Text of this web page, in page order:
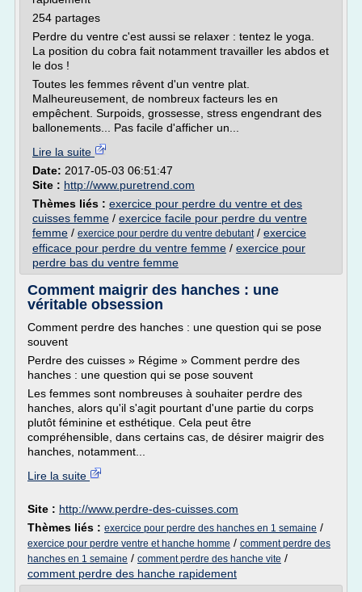
254 partages
Perdre du ventre c'est aussi se relaxer : tentez le yoga.
La position du cobra fait notamment travailler les abdos et
le dos !
Toutes les femmes rêvent d'un ventre plat.
Malheureusement, de nombreux facteurs les en
empêchent. Surpoids, grossesse, stress engendrant des
ballonements... Pas facile d'afficher un...
Lire la suite
Date: 2017-05-03 06:51:47
Site : http://www.puretrend.com
Thèmes liés : exercice pour perdre du ventre et des
cuisses femme / exercice facile pour perdre du ventre
femme / exercice pour perdre du ventre debutant/ exercice
efficace pour perdre du ventre femme / exercice pour
perdre bas du ventre femme
Comment maigrir des hanches : une
véritable obsession
Comment perdre des hanches : une question qui se pose
souvent
Perdre des cuisses » Régime » Comment perdre des
hanches : une question qui se pose souvent
Les femmes sont nombreuses à souhaiter perdre des
hanches, alors qu'il s'agit pourtant d'une partie du corps
plutôt féminine et esthétique. Cela peut être
compréhensible, dans certains cas, de désirer maigrir des
hanches, notamment...
Lire la suite
Site : http://www.perdre-des-cuisses.com
Thèmes liés : exercice pour perdre des hanches en 1 semaine /
exercice pour perdre ventre et hanche homme / comment perdre des
hanches en 1 semaine / comment perdre des hanche vite /
comment perdre des hanche rapidement